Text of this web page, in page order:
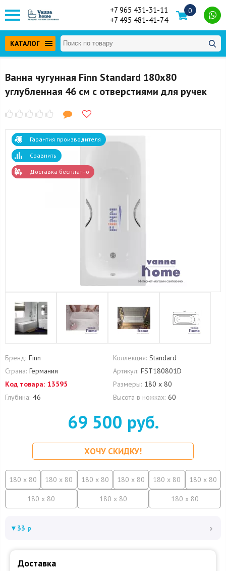
+7 965 431-31-11
+7 495 481-41-74
0
КАТАЛОГ
Ванна чугунная Finn Standard 180x80
углубленная 46 см с отверстиями для ручек
Гарантия производителя
Сравнить
Доставка бесплатно
Бренд: Finn Коллекция: Standard
Страна: Германия Артикул: FST180801D
Код товара: 13595 Размеры: 180 x 80
Глубина: 46 Высота в ножках: 60
69 500 руб.
ХОЧУ СКИДКУ!
180 x 80 180 x 80 180 x 80 180 x 80 180 x 80 180 x 80
180 x 80 180 x 80 180 x 80
▼ 33 р ›
Доставка